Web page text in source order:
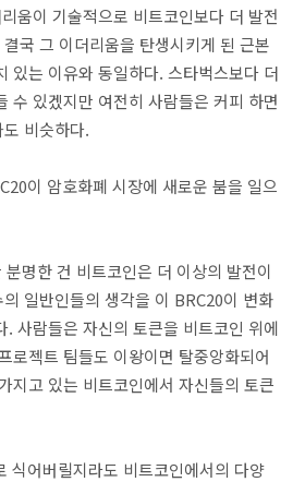
움이 기술적으로 비트코인보다 더 발전
국 그 이더리움을 탄생시키게 된 근본
있는 이유와 동일하다. 스타벅스보다 더
수 있겠지만 여전히 사람들은 커피 하면
비슷하다.
이 암호화폐 시장에 새로운 붐을 일으
명한 건 비트코인은 더 이상의 발전이
일반인들의 생각을 이 BRC20이 변화
. 사람들은 자신의 토큰을 비트코인 위에
로젝트 팀들도 이왕이면 탈중앙화되어
지고 있는 비트코인에서 자신들의 토큰
식어버릴지라도 비트코인에서의 다양